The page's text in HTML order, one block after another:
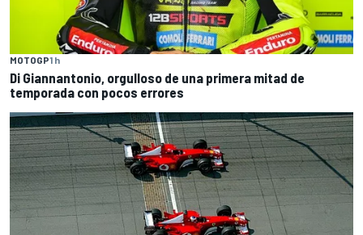
MOTOGP1 h
Di Giannantonio, orgulloso de una primera mitad de
temporada con pocos errores